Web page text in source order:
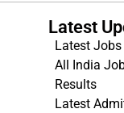
Latest
Latest Jobs
All India
Results
Latest